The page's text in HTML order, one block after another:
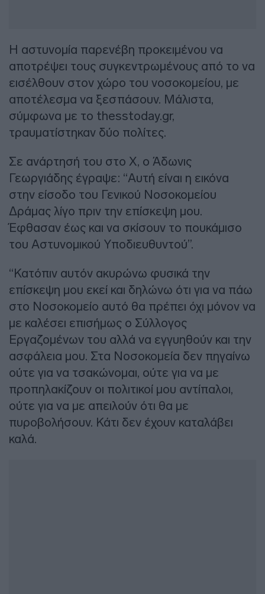
Η αστυνομία παρενέβη προκειμένου να
αποτρέψει τους συγκεντρωμένους από το να
εισέλθουν στον χώρο του νοσοκομείου, με
αποτέλεσμα να ξεσπάσουν. Μάλιστα,
σύμφωνα με το thesstoday.gr,
τραυματίστηκαν δύο πολίτες.
Σε ανάρτησή του στο X, ο Άδωνις
Γεωργιάδης έγραψε: “Αυτή είναι η εικόνα
στην είσοδο του Γενικού Νοσοκομείου
Δράμας λίγο πριν την επίσκεψη μου.
Έφθασαν έως και να σκίσουν το πουκάμισο
του Αστυνομικού Υποδιευθυντού”.
“Κατόπιν αυτόν ακυρώνω φυσικά την
επίσκεψη μου εκεί και δηλώνω ότι για να πάω
στο Νοσοκομείο αυτό θα πρέπει όχι μόνον να
με καλέσει επισήμως ο Σύλλογος
Εργαζομένων του αλλά να εγγυηθούν και την
ασφάλεια μου. Στα Νοσοκομεία δεν πηγαίνω
ούτε για να τσακώνομαι, ούτε για να με
προπηλακίζουν οι πολιτικοί μου αντίπαλοι,
ούτε για να με απειλούν ότι θα με
πυροβολήσουν. Κάτι δεν έχουν καταλάβει
καλά.